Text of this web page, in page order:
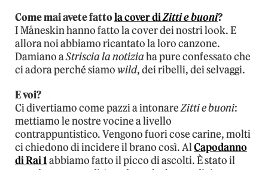
Come mai avete fattola cover diZitti e buoni?
I Måneskin hanno fatto la cover dei nostri look. E
allora noi abbiamo ricantato la loro canzone.
Damiano aStriscia la notiziaha pure confessato che
ci adora perché siamowild, dei ribelli, dei selvaggi.
E voi?
Ci divertiamo come pazzi a intonareZitti e buoni:
mettiamo le nostre vocine a livello
contrappuntistico. Vengono fuori cose carine, molti
ci chiedono di incidere il brano così. AlCapodanno
di Rai 1abbiamo fatto il picco di ascolti. È stato il